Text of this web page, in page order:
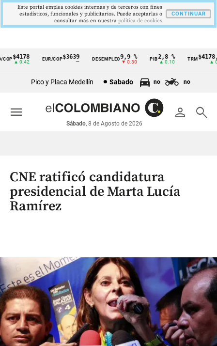
Cintillo
económicos
Colombia
$4178
▲ 0.42
EUR/COP$3639 DESEMPLEO 9,9 %
▼ 0.30
2,8 %
▲ 0.10
TRM
▲
Pico y Placa Medellín Sabado no no
person search
Sábado, 8 de Agosto de 2026
menu
CNE ratificó candidatura
presidencial de Marta Lucía
Ramírez
Este portal emplea cookies internas y de terceros con fines
estadísticos, funcionales y publicitarios. Puede aceptarlas o
consultar más en nuestra politica de cookies
CONTINUAR